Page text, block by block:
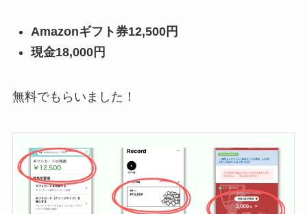
Amazonギフト券12,500円
現金18,000円
無料でもらいました！